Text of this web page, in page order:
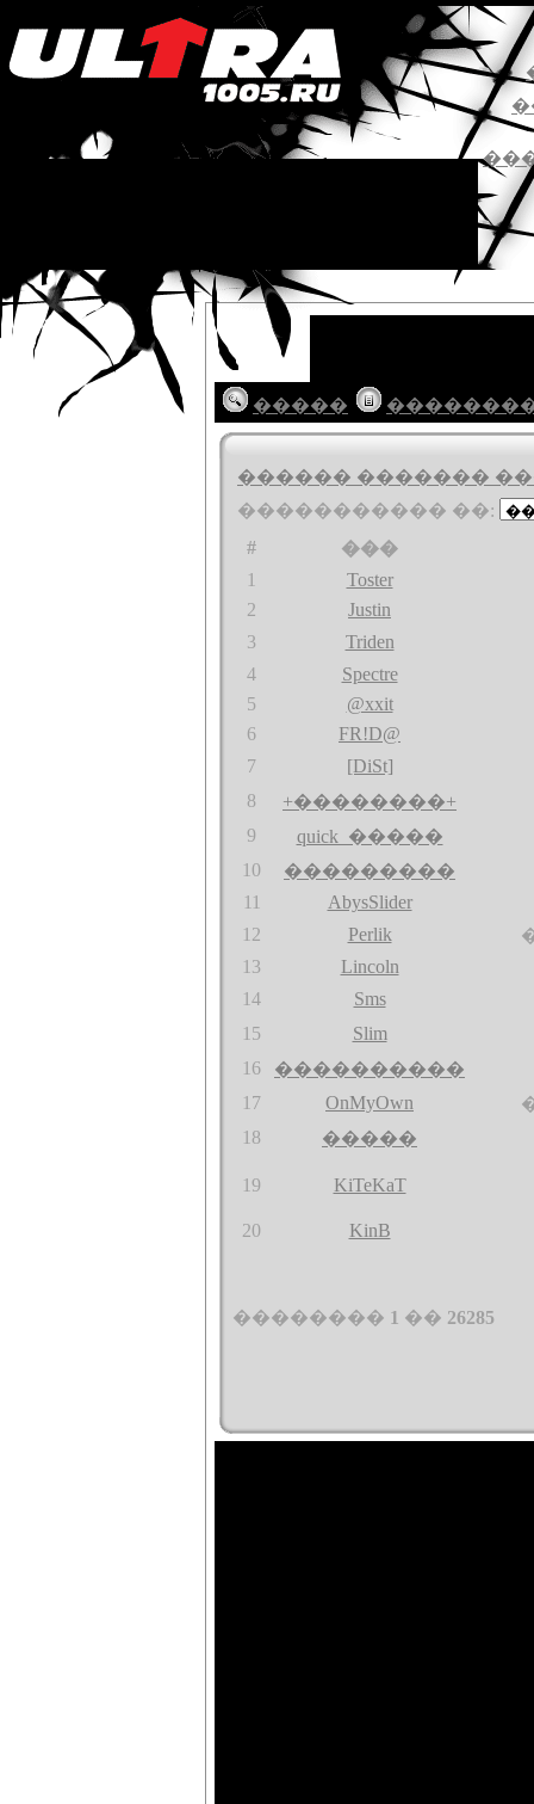
�����
������ �������
����������� ��:
#
���
1
Toster
2
Justin
3
Triden
4
Spectre
5
@xxit
6
FR!D@
7
[DiSt]
8
+��������+
9
quick_�����
10
���������
11
AbysSlider
12
Perlik
13
Lincoln
14
Sms
15
Slim
16
����������
17
OnMyOwn
18
�����
19 KiTeKaT
20 KinB
�������� 1 �� 26285